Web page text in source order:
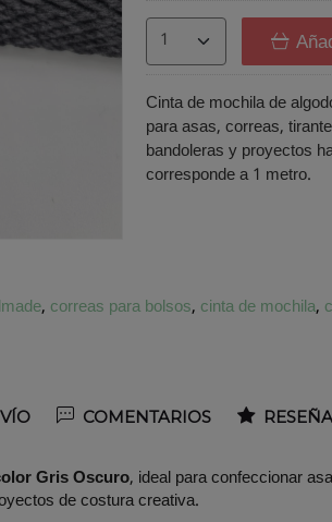
Cinta de mochila de
para asas, correas,
bandoleras y proyectos
corresponde a 1 metro.
correas para bolsos cinta de mochila
COMENTARIOS
Gris Oscuro, ideal para confeccionar
de costura creativa.